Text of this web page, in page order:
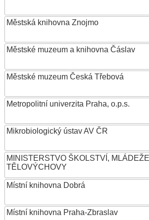
Městská knihovna Znojmo
Městské muzeum a knihovna Čáslav
Městské muzeum Česká Třebová
Metropolitní univerzita Praha, o.p.s.
Mikrobiologický ústav AV ČR
MINISTERSTVO ŠKOLSTVÍ,
TĚLOVÝCHOVY
Místní knihovna Dobrá
Místní knihovna Praha-Zbraslav